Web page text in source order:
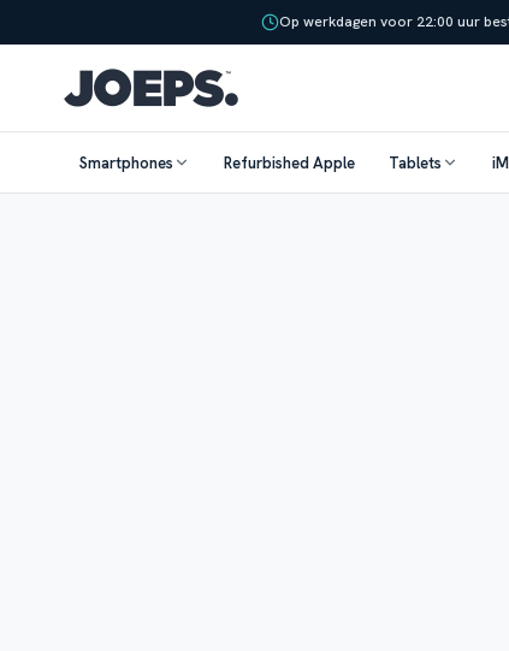
Op werkdagen voor 22:00 uur
Smartphones Refurbished Apple Tablets